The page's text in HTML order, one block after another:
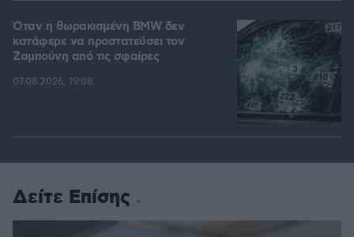
Όταν η θωρακισμένη BMW δεν
κατάφερε να προστατεύσει τον
Ζαμπούνη από τις σφαίρες
07.08.2026, 19:08
Δείτε Επίσης